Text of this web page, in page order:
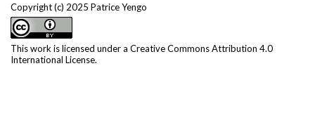
Copyright (c) 2025 Patrice Yengo
This work is licensed under a Creative Commons Attribution 4.0
International License.